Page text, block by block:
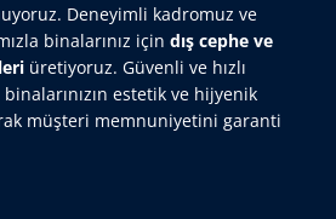
Deneyimli kadromuz ve
binalarınız için dış cephe ve
üretiyoruz. Güvenli ve hızlı
binalarınızın estetik ve hijyenik
müşteri memnuniyetini garanti